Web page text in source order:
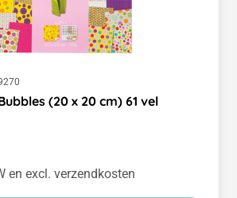
(20 x 20 cm) 61 vel
en excl. verzendkosten